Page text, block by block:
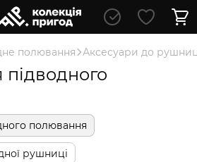
полювання Аксесуари до
полювання
рушниці